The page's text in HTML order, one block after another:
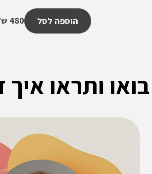
הוספה לסל 480 ש”ח
בואו ותראו איך